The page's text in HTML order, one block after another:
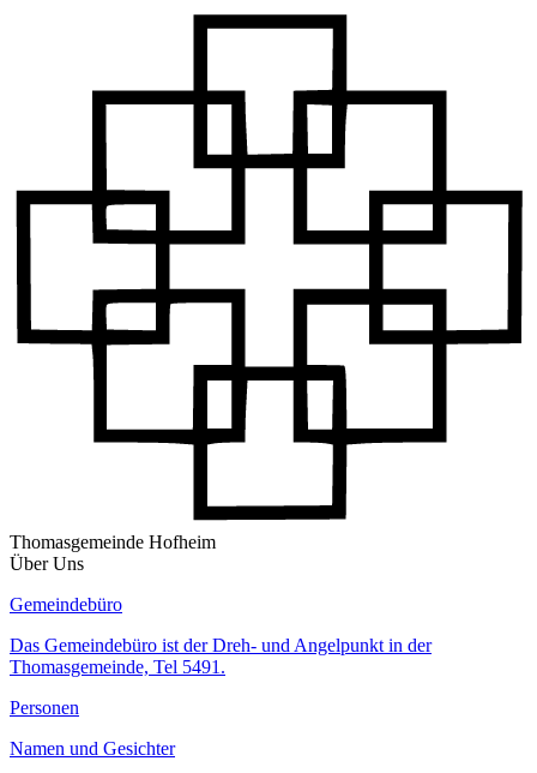
Thomasgemeinde Hofheim
Über Uns
Gemeindebüro
Das Gemeindebüro ist der Dreh- und Angelpunkt in der
Thomasgemeinde, Tel 5491.
Personen
Namen und Gesichter